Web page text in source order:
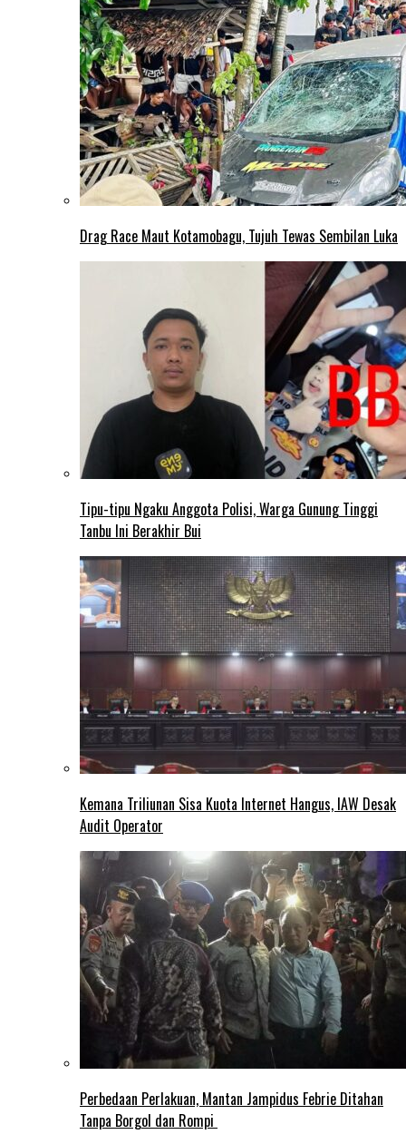
Drag Race Maut Kotamobagu, Tujuh Tewas Sembilan Luka
Tipu-tipu Ngaku Anggota Polisi, Warga Gunung Tinggi
Tanbu Ini Berakhir Bui
Kemana Triliunan Sisa Kuota Internet Hangus, IAW Desak
Audit Operator
Perbedaan Perlakuan, Mantan Jampidus Febrie Ditahan
Tanpa Borgol dan Rompi